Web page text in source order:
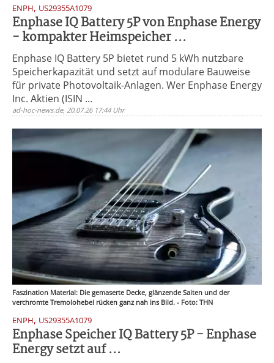
ENPH, US29355A1079
Enphase IQ Battery 5P von Enphase Energy
- kompakter Heimspeicher ...
Enphase IQ Battery 5P bietet rund 5 kWh nutzbare
Speicherkapazität und setzt auf modulare Bauweise
für private Photovoltaik-Anlagen. Wer Enphase Energy
Inc. Aktien (ISIN ...
ad-hoc-news.de, 20.07.26 17:44 Uhr
Faszination Material: Die gemaserte Decke, glänzende Saiten und der
verchromte Tremolohebel rücken ganz nah ins Bild. - Foto: THN
ENPH, US29355A1079
Enphase Speicher IQ Battery 5P - Enphase
Energy setzt auf ...